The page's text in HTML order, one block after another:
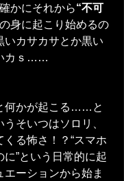
確かにそれから“不可
身に起こり始めるの
いカサカサとか黒い
カｓ……
何かが起こる……と
そいつはソロリ、
くる怖さ！？“スマホ
に”という日常的に起
エーションから始ま